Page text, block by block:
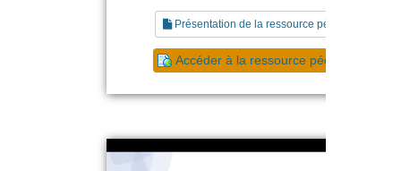
Présentation de la ressource pédagogique
Accéder à la ressource pédagogique